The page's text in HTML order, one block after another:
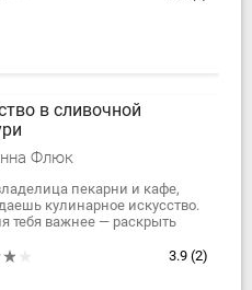
в сливочной
Флюк
пекарни и кафе,
кулинарное искусство.
тебя важнее — раскрыть
рецепт кексов, который
3.9 (2)